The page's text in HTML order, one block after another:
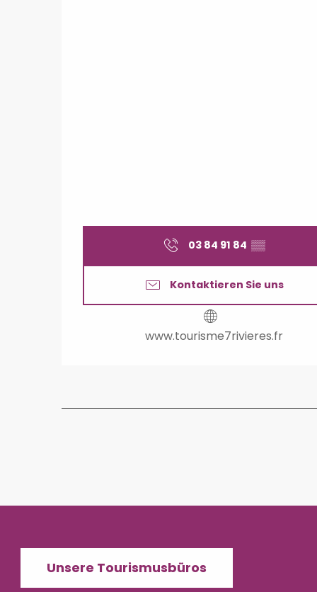
03 84 91 84 ▒▒
Kontaktieren Sie uns
www.tourisme7rivieres.fr
Unsere Tourismusbüros